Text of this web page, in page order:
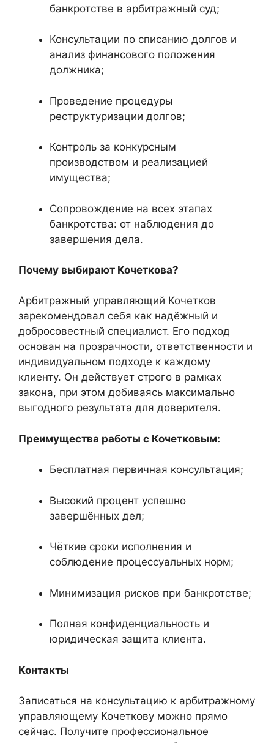
банкротстве в арбитражный суд;
Консультации по списанию долгов и
анализ финансового положения
должника;
Проведение процедуры
реструктуризации долгов;
Контроль за конкурсным
производством и реализацией
имущества;
Сопровождение на всех этапах
банкротства: от наблюдения до
завершения дела.
Почему выбирают Кочеткова?
Арбитражный управляющий Кочетков
зарекомендовал себя как надёжный и
добросовестный специалист. Его подход
основан на прозрачности, ответственности и
индивидуальном подходе к каждому
клиенту. Он действует строго в рамках
закона, при этом добиваясь максимально
выгодного результата для доверителя.
Преимущества работы с Кочетковым:
Бесплатная первичная консультация;
Высокий процент успешно
завершённых дел;
Чёткие сроки исполнения и
соблюдение процессуальных норм;
Минимизация рисков при банкротстве;
Полная конфиденциальность и
юридическая защита клиента.
Контакты
Записаться на консультацию к арбитражному
управляющему Кочеткову можно прямо
сейчас. Получите профессиональное